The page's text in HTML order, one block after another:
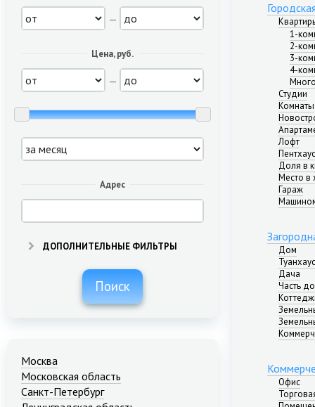
—
Цена, руб.
—
Адрес
ДОПОЛНИТЕЛЬНЫЕ ФИЛЬТРЫ
Поиск
Москва
Московская область
Санкт-Петербург
1-
2-
3-
4-
Студии
Комнаты
Лофт
Пентхаус
Доля в
Место в
Гараж
Дом
Туанхаус
Дача
Часть
Офис